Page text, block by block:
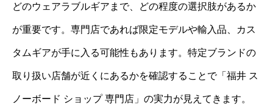
どのウェアラブルギアまで、どの程度の選択肢があるか
が重要です。専門店であれば限定モデルや輸入品、カス
タムギアが手に入る可能性もあります。特定ブランドの
取り扱い店舗が近くにあるかを確認することで「福井 ス
ノーボード ショップ 専門店」の実力が見えてきます。